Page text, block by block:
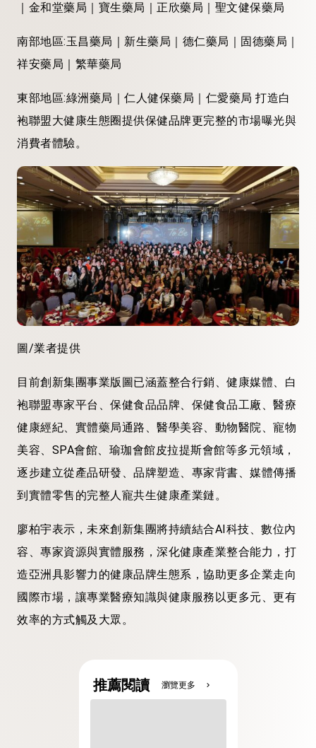
｜金和堂藥局｜寶生藥局｜正欣藥局｜聖文健保藥局
南部地區:玉昌藥局｜新生藥局｜德仁藥局｜固德藥局｜
祥安藥局｜繁華藥局
東部地區:綠洲藥局｜仁人健保藥局｜仁愛藥局 打造白
袍聯盟大健康生態圈提供保健品牌更完整的市場曝光與
消費者體驗。
圖/業者提供
目前創新集團事業版圖已涵蓋整合行銷、健康媒體、白
袍聯盟專家平台、保健食品品牌、保健食品工廠、醫療
健康經紀、實體藥局通路、醫學美容、動物醫院、寵物
美容、SPA會館、瑜珈會館皮拉提斯會館等多元領域，
逐步建立從產品研發、品牌塑造、專家背書、媒體傳播
到實體零售的完整人寵共生健康產業鏈。
廖柏宇表示，未來創新集團將持續結合AI科技、數位內
容、專家資源與實體服務，深化健康產業整合能力，打
造亞洲具影響力的健康品牌生態系，協助更多企業走向
國際市場，讓專業醫療知識與健康服務以更多元、更有
效率的方式觸及大眾。
推薦閱讀 瀏覽更多 chevron_right